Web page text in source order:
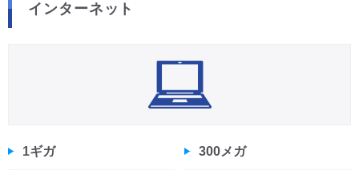
インターネット
1ギガ 300メガ